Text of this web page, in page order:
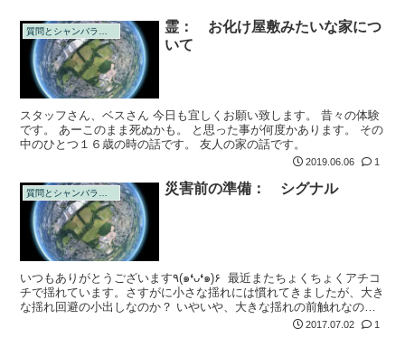
霊： お化け屋敷みたいな家につ
いて
スタッフさん、ベスさん 今日も宜しくお願い致します。 昔々の体験
です。 あーこのまま死ぬかも。 と思った事が何度かあります。 その
中のひとつ１６歳の時の話です。 友人の家の話です。
2019.06.06 1
質問とシャンバラの回答 災害前の準備： シグナル
いつもありがとうございます٩(๑❛ᴗ❛๑)۶ 最近またちょくちょくアチコ
チで揺れています。さすがに小さな揺れには慣れてきましたが、大き
な揺れ回避の小出しなのか？ いやいや、大きな揺れの前触れなの
か？ と不安になります。 東北や熊本の震災前も小さな地震が多発
2017.07.02 1